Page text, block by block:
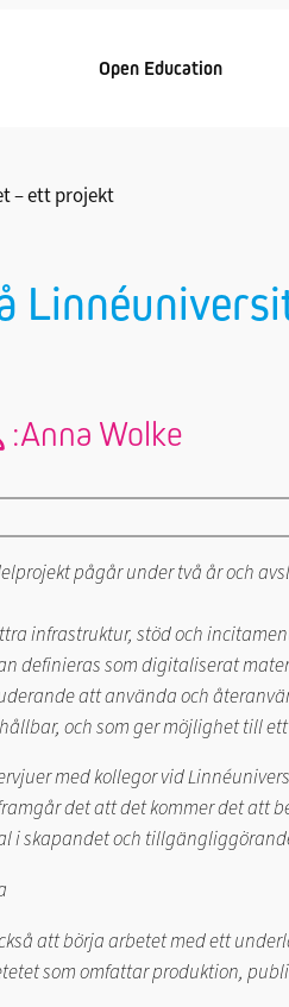
Open Education
– ett projekt
:Anna Wolke
pågår under två år och
infrastruktur, stöd och
definieras som digitaliserat
att använda och
och som ger möjlighet till
med kollegor vid
det att det kommer det
i skapandet och
att börja arbetet med ett
som omfattar produktion,